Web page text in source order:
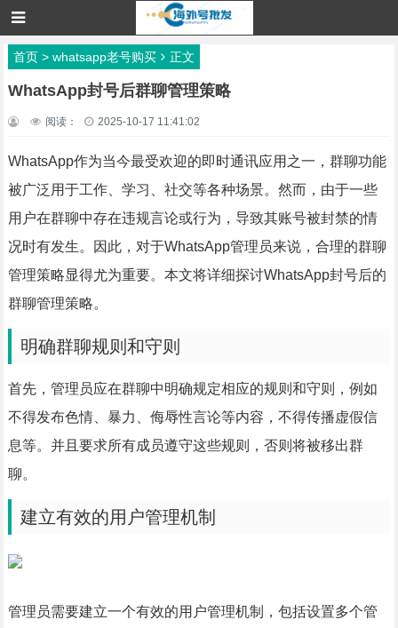
首页> whatsapp老号购买 正文
WhatsApp封号后群聊管理策略
阅读： 2025-10-17 11:41:02
WhatsApp作为当今最受欢迎的即时通讯应用之一，群聊功能
被广泛用于工作、学习、社交等各种场景。然而，由于一些
用户在群聊中存在违规言论或行为，导致其账号被封禁的情
况时有发生。因此，对于WhatsApp管理员来说，合理的群聊
管理策略显得尤为重要。本文将详细探讨WhatsApp封号后的
群聊管理策略。
明确群聊规则和守则
首先，管理员应在群聊中明确规定相应的规则和守则，例如
不得发布色情、暴力、侮辱性言论等内容，不得传播虚假信
息等。并且要求所有成员遵守这些规则，否则将被移出群
聊。
建立有效的用户管理机制
管理员需要建立一个有效的用户管理机制，包括设置多个管